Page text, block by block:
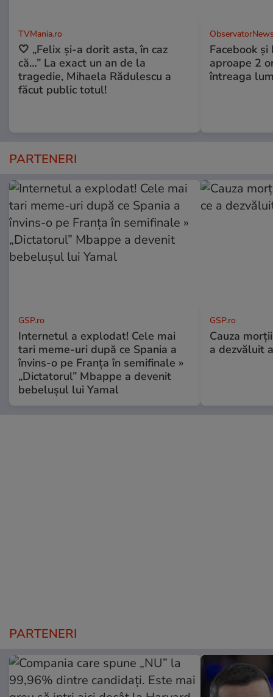
TVMania.ro
🤍 „Felix și-a dorit asta, în caz
că…” La exact un an de la
tragedie, Mihaela Rădulescu a
făcut public totul!
Facebook
aproape 2
întreaga
PARTENERI
GSP.ro
Internetul a explodat! Cele mai
tari meme-uri după ce Spania a
învins-o pe Franța în semifinale »
„Dictatorul” Mbappe a devenit
bebelușul lui Yamal
GSP.ro
Cauza
a dezvăluit
PARTENERI